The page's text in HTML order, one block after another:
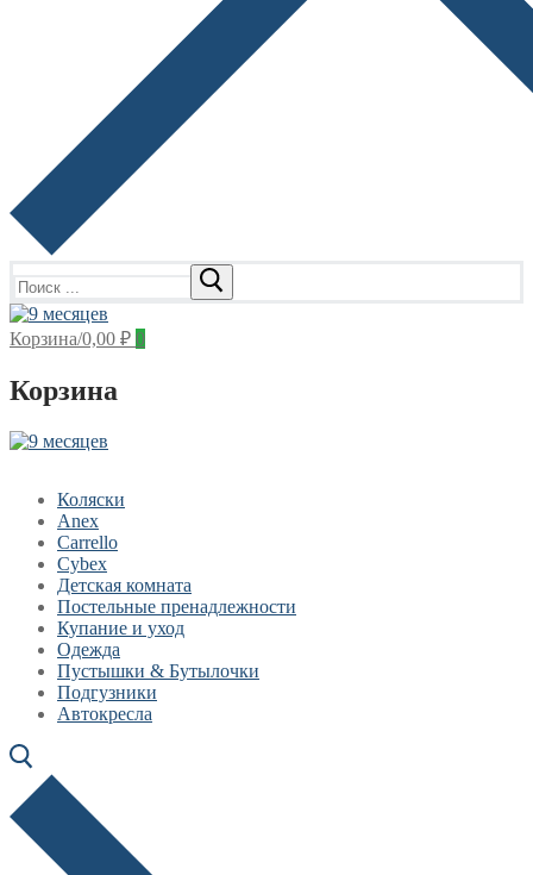
Корзина/0,00 ₽ 0
Корзина
Коляски
Anex
Carrello
Cybex
Детская комната
Постельные пренадлежности
Купание и уход
Одежда
Пустышки & Бутылочки
Подгузники
Автокресла